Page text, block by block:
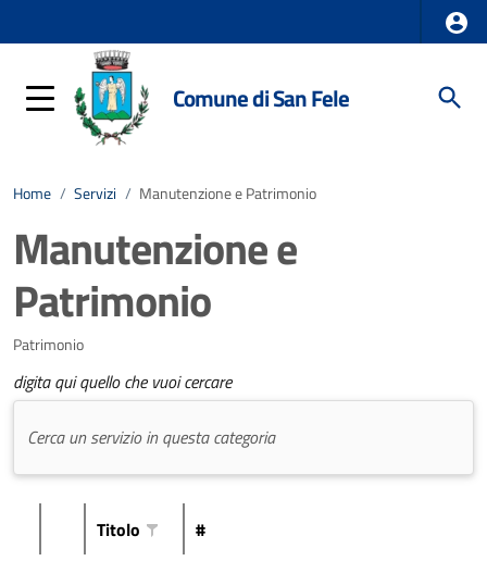
Comune di San Fele
Home / Servizi / Manutenzione e Patrimonio
Manutenzione e
Patrimonio
Patrimonio
digita qui quello che vuoi cercare
Titolo #